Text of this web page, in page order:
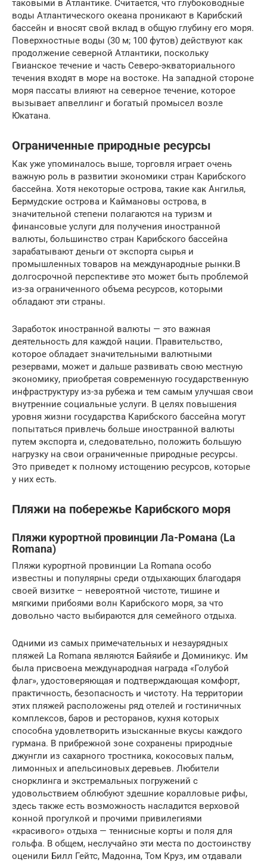
таковыми в Атлантике. Считается, что глубоководные
воды Атлантического океана проникают в Карибский
бассейн и вносят свой вклад в общую глубину его моря.
Поверхностные воды (30 м; 100 футов) действуют как
продолжение северной Атлантики, поскольку
Гвианское течение и часть Северо-экваториального
течения входят в море на востоке. На западной стороне
моря пассаты влияют на северное течение, которое
вызывает апвеллинг и богатый промысел возле
Юкатана.
Ограниченные природные ресурсы
Как уже упоминалось выше, торговля играет очень
важную роль в развитии экономики стран Карибского
бассейна. Хотя некоторые острова, такие как Ангилья,
Бермудские острова и Каймановы острова, в
значительной степени полагаются на туризм и
финансовые услуги для получения иностранной
валюты, большинство стран Карибского бассейна
зарабатывают деньги от экспорта сырья и
промышленных товаров на международные рынки.В
долгосрочной перспективе это может быть проблемой
из-за ограниченного объема ресурсов, которыми
обладают эти страны.
Заработок иностранной валюты — это важная
деятельность для каждой нации. Правительство,
которое обладает значительными валютными
резервами, может и дальше развивать свою местную
экономику, приобретая современную государственную
инфраструктуру из-за рубежа и тем самым улучшая свои
внутренние социальные услуги. В целях повышения
уровня жизни государства Карибского бассейна могут
попытаться привлечь больше иностранной валюты
путем экспорта и, следовательно, положить большую
нагрузку на свои ограниченные природные ресурсы.
Это приведет к полному истощению ресурсов, которые
у них есть.
Пляжи на побережье Карибского моря
Пляжи курортной провинции Ла-Романа (La
Romana)
Пляжи курортной провинции La Romana особо
известны и популярны среди отдыхающих благодаря
своей визитке – невероятной чистоте, тишине и
мягкими прибоями волн Карибского моря, за что
довольно часто выбираются для семейного отдыха.
Одними из самых примечательных и незаурядных
пляжей La Romana являются Байяибе и Доминикус. Им
была присвоена международная награда «Голубой
флаг», удостоверяющая и подтверждающая комфорт,
практичность, безопасность и чистоту. На территории
этих пляжей расположены ряд отелей и гостиничных
комплексов, баров и ресторанов, кухня которых
способна удовлетворить изысканные вкусы каждого
гурмана. В прибрежной зоне сохранены природные
джунгли из сахарного тростника, кокосовых пальм,
лимонных и апельсиновых деревьев. Любители
снорклинга и экстремальных погружений с
удовольствием облюбуют здешние коралловые рифы,
здесь также есть возможность насладится верховой
конной прогулкой и прочими привилегиями
«красивого» отдыха — теннисные корты и поля для
гольфа. В общем, неслучайно эти места по достоинству
оценили Билл Гейтс, Мадонна, Том Круз, им отдавали